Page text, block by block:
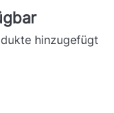
hinzugefügt